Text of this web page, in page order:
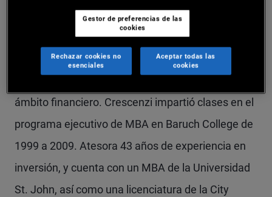
que cabe destacar The Strategic Bond Investor y
Beyond the Keynesian Endpoint. Aparece
regularmente en la televisión CNBC y Bloomberg y
ámbito financiero. Crescenzi impartió clases en el
programa ejecutivo de MBA en Baruch College de
1999 a 2009. Atesora 43 años de experiencia en
inversión, y cuenta con un MBA de la Universidad
St. John, así como una licenciatura de la City
Gestor de preferencias de las
cookies
Rechazar cookies no
esenciales
Aceptar todas las
cookies